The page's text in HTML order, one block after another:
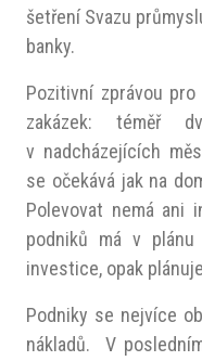
šetření Svazu
banky.
Pozitivní zprávou
zakázek: téměř
v nadcházejících
se očekává jak na
Polevovat nemá ani
podniků má v
investice, opak
Podniky se nejvíce
nákladů. V